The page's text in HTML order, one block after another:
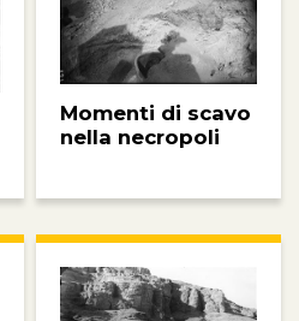
Momenti di scavo
nella necropoli